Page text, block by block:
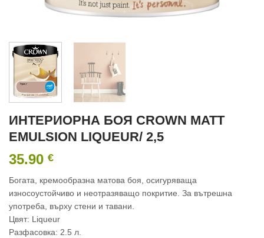
ИНТЕРИОРНА БОЯ CROWN MATT
EMULSION LIQUEUR/ 2,5
35.90 €
Богата, кремообразна матова боя, осигуряваща
износоустойчиво и неотразяващо покритие. За вътрешна
употреба, върху стени и тавани.
Цвят: Liqueur
Разфасовка: 2.5 л.